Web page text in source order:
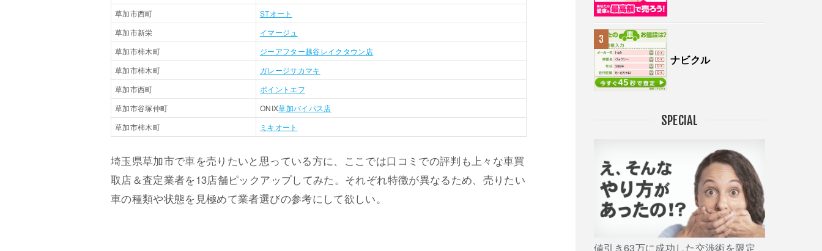
草加市西町
STオート
草加市新栄
イマージュ
草加市柿木町
ジーアフター越谷レイクタウン店
草加市柿木町
ガレージサカマキ
草加市西町
ポイントエフ
草加市谷塚仲町
ONIX草加バイパス店
草加市柿木町
ミキオート
埼玉県草加市で車を売りたいと思っている方に、ここでは口コミでの評判も上々な車買
取店＆査定業者を13店舗ピックアップしてみた。それぞれ特徴が異なるため、売りたい
車の種類や状態を見極めて業者選びの参考にして欲しい。
ナビクル
SPECIAL
値引き63万に成功した交渉術を限定